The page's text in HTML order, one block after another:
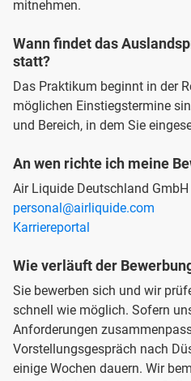
mitnehmen.
Wann findet das
statt?
Das Praktikum beginnt in der
möglichen Einstiegstermine
und Bereich, in dem Sie
An wen richte ich meine
Air Liquide Deutschland GmbH
personal@airliquide.com
Karriereportal
Wie verläuft der
Sie bewerben sich und wir
schnell wie möglich. Sofern
Anforderungen
Vorstellungsgespräch nach
einige Wochen dauern. Wir